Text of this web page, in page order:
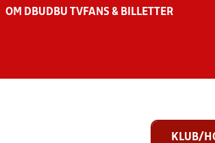
OM DBU DBU TV FANS & BILLETTER
KLUB/